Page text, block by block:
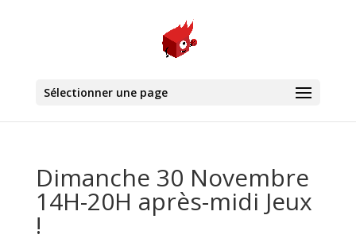
Sélectionner une page
Dimanche 30 Novembre
14H-20H après-midi Jeux
!